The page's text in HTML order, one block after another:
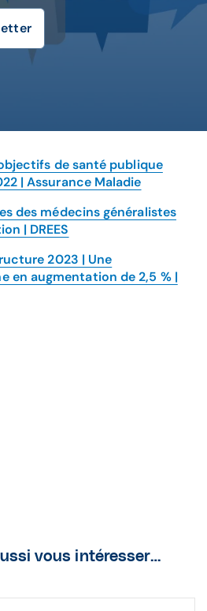
de santé publique
| Assurance Maladie
des médecins généralistes
| DREES
2023 | Une
en augmentation de 2,5 % |
vous intéresser…